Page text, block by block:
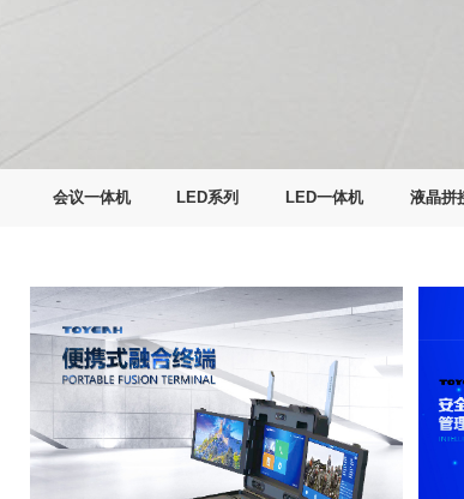
会议一体机 LED系列 LED一体机 液晶拼